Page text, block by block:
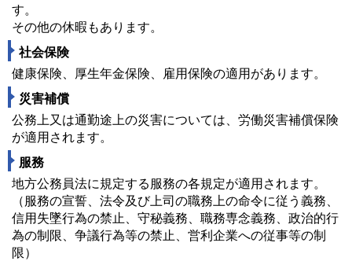
す。
その他の休暇もあります。
社会保険
健康保険、厚生年金保険、雇用保険の適用があります。
災害補償
公務上又は通勤途上の災害については、労働災害補償保険
が適用されます。
服務
地方公務員法に規定する服務の各規定が適用されます。
（服務の宣誓、法令及び上司の職務上の命令に従う義務、
信用失墜行為の禁止、守秘義務、職務専念義務、政治的行
為の制限、争議行為等の禁止、営利企業への従事等の制
限）